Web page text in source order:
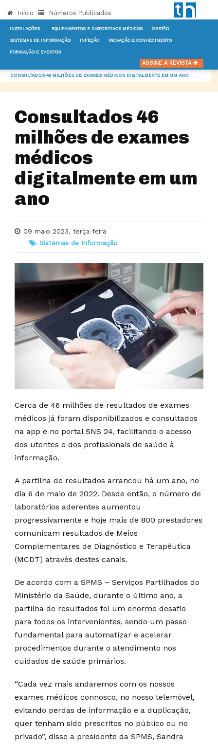
Início Números Publicados
INSTALAÇÕES EQUIPAMENTOS E DISPOSITIVOS MÉDICOS GESTÃO
SISTEMAS DE INFORMAÇÃO INFEÇÃO INOVAÇÃO E CONHECIMENTO
FORMAÇÃO E EVENTOS
ASSINE A REVISTA
CONSULTADOS 46 MILHÕES DE EXAMES MÉDICOS DIGITALMENTE EM UM ANO
Consultados 46
milhões de exames
médicos
digitalmente em um
ano
09 maio 2023, terça-feira
Sistemas de Informação
Cerca de 46 milhões de resultados de exames
médicos já foram disponibilizados e consultados
na app e no portal SNS 24, facilitando o acesso
dos utentes e dos profissionais de saúde à
informação.
A partilha de resultados arrancou há um ano, no
dia 6 de maio de 2022. Desde então, o número de
laboratórios aderentes aumentou
progressivamente e hoje mais de 800 prestadores
comunicam resultados de Meios
Complementares de Diagnóstico e Terapêutica
(MCDT) através destes canais.
De acordo com a SPMS – Serviços Partilhados do
Ministério da Saúde, durante o último ano, a
partilha de resultados foi um enorme desafio
para todos os intervenientes, sendo um passo
fundamental para automatizar e acelerar
procedimentos durante o atendimento nos
cuidados de saúde primários.
“Cada vez mais andaremos com os nossos
exames médicos connosco, no nosso telemóvel,
evitando perdas de informação e a duplicação,
quer tenham sido prescritos no público ou no
privado”, disse a presidente da SPMS, Sandra